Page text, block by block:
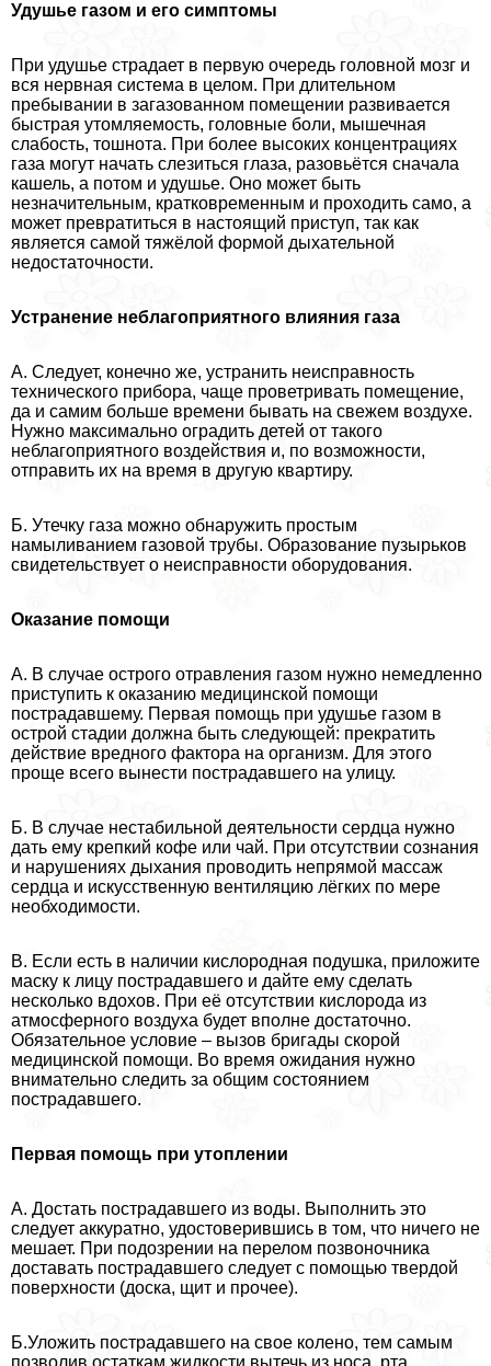
Удушье газом и его симптомы
При удушье страдает в первую очередь головной мозг и
вся нервная система в целом. При длительном
пребывании в загазованном помещении развивается
быстрая утомляемость, головные боли, мышечная
слабость, тошнота. При более высоких концентрациях
газа могут начать слезиться глаза, разовьётся сначала
кашель, а потом и удушье. Оно может быть
незначительным, кратковременным и проходить само, а
может превратиться в настоящий приступ, так как
является самой тяжёлой формой дыхательной
недостаточности.
Устранение нeблагоприятного влияния газа
А. Следует, конечно же, устранить неисправность
технического прибора, чаще проветривать помещение,
да и самим больше времени бывать на свежем воздухе.
Нужно максимально оградить детей от такого
нeблагоприятного воздействия и, по возможности,
отправить их на время в другую квартиру.
Б. Утечку газа можно обнаружить простым
намыливанием газовой трубы. Образование пузырьков
свидетельствует о неисправности оборудования.
Оказание помощи
А. В случае острого отравления газом нужно немедленно
приступить к оказанию медицинской помощи
пострадавшему. Первая помощь при удушье газом в
острой стадии должна быть следующей: прекратить
действие вредного фактора на организм. Для этого
проще всего вынести пострадавшего на улицу.
Б. В случае нестабильной деятельности сердца нужно
дать ему крепкий кофе или чай. При отсутствии сознания
и нарушениях дыхания проводить непрямой массаж
сердца и искусственную вентиляцию лёгких по мере
необходимости.
В. Если есть в наличии кислородная подушка, приложите
маску к лицу пострадавшего и дайте ему сделать
несколько вдохов. При её отсутствии кислорода из
атмосферного воздуха будет вполне достаточно.
Обязательное условие – вызов бригады скорой
медицинской помощи. Во время ожидания нужно
внимательно следить за общим состоянием
пострадавшего.
Первая помощь при утоплении
А. Достать пострадавшего из воды. Выполнить это
следует аккуратно, удостоверившись в том, что ничего не
мешает. При подозрении на перелом позвоночника
доставать пострадавшего следует с помощью твердой
поверхности (доска, щит и прочее).
Б.Уложить пострадавшего на свое колено, тем самым